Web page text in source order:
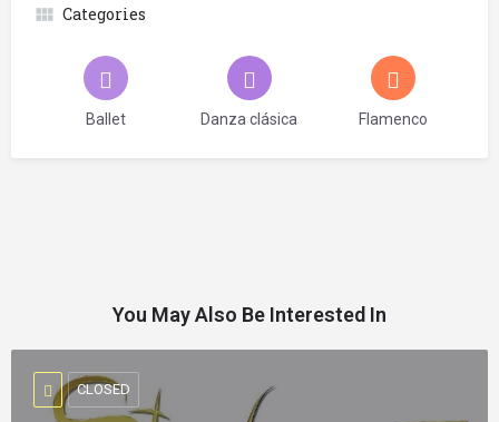
Categories
Ballet Danza clásica Flamenco
You May Also Be Interested In
CLOSED